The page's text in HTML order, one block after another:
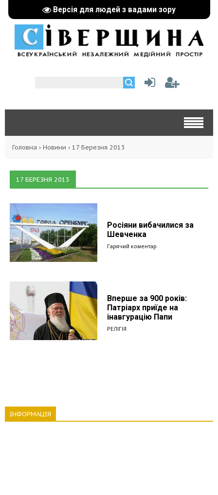
Версія для людей з вадами зору
Головна › Новини › 17 Березня 2013
17 БЕРЕЗНЯ 2013
Росіяни вибачилися за
Шевченка
Гарячий коментар
Вперше за 900 років:
Патріарх приїде на
інавгурацію Папи
РЕЛІГІЯ
ІНФОРМАЦІЯ